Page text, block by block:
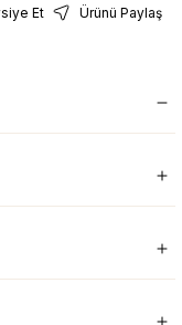
Et
Ürünü Paylaş